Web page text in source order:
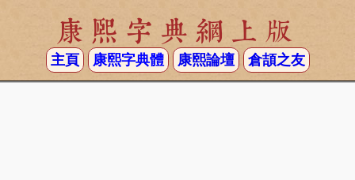
康熙字典網上版
主頁 康熙字典體 康熙論壇 倉頡之友